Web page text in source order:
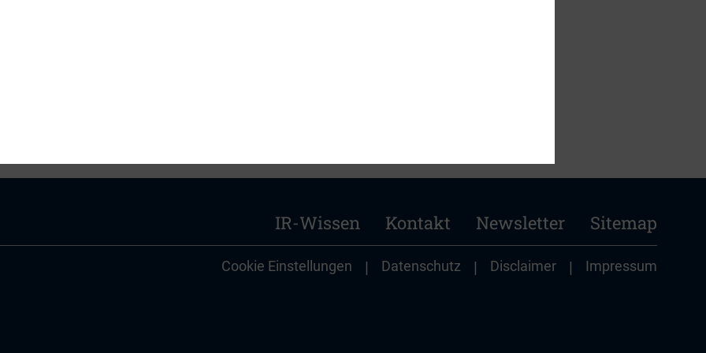
IR-Wissen Kontakt Newsletter Sitemap
Cookie Einstellungen | Datenschutz | Disclaimer | Impressum